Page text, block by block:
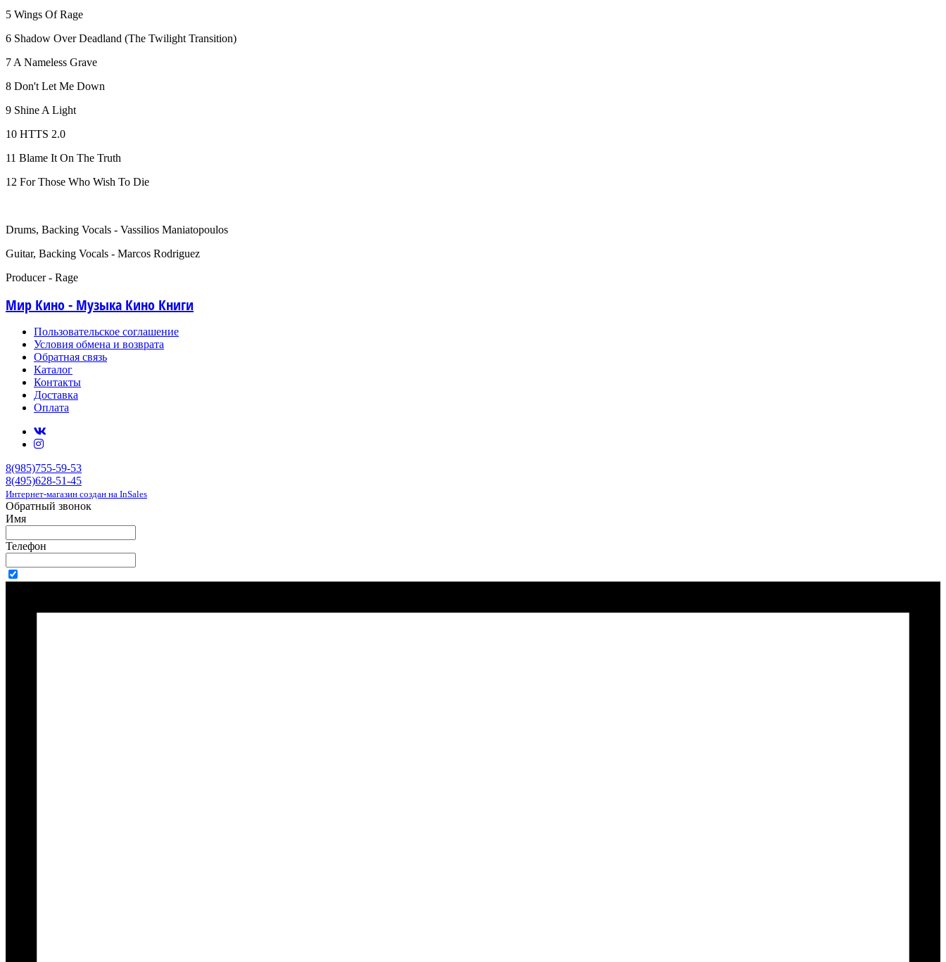
5 Wings Of Rage
6 Shadow Over Deadland (The Twilight Transition)
7 A Nameless Grave
8 Don't Let Me Down
9 Shine A Light
10 HTTS 2.0
11 Blame It On The Truth
12 For Those Who Wish To Die
Drums, Backing Vocals - Vassilios Maniatopoulos
Guitar, Backing Vocals - Marcos Rodriguez
Producer - Rage
Мир Кино - Музыка Кино Книги
Пользовательское соглашение
Условия обмена и возврата
Обратная связь
Каталог
Контакты
Доставка
Оплата
8(985)755-59-53
8(495)628-51-45
Интернет-магазин создан на InSales
Обратный звонок
Имя
Телефон